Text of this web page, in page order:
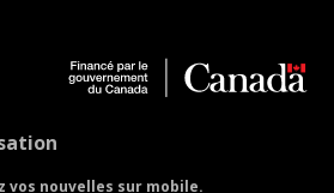
vos nouvelles sur mobile.